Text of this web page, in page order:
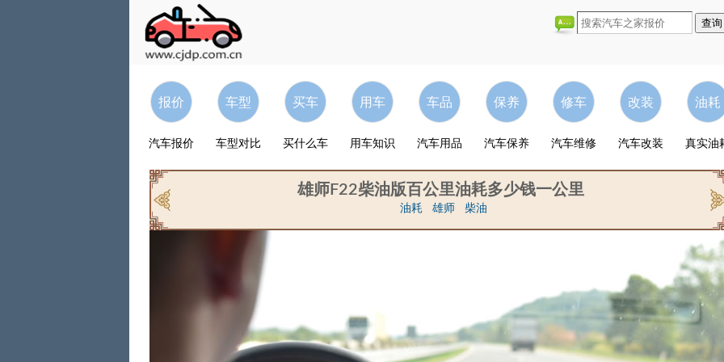
报价
汽车报价
车型
车型对比
买车
买什么车
用车
用车知识
车品
汽车用品
保养
汽车保养
修车
汽车维修
改装
汽车改装
油耗
真实油
雄师F22柴油版百公里油耗多少钱一公里
油耗 雄师 柴油